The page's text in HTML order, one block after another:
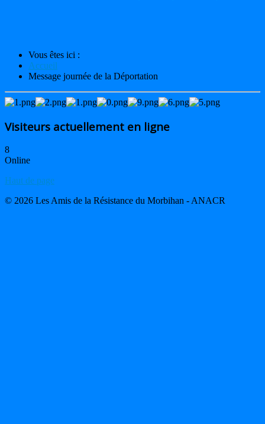
Vous êtes ici :
Accueil
Message journée de la Déportation
Visiteurs actuellement en ligne
8
Online
Haut de page
© 2026 Les Amis de la Résistance du Morbihan - ANACR